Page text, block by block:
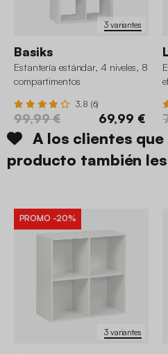
3 variantes
Basiks
Estantería estándar, 4 niveles, 8
compartimentos
3.8 (6)
99,99 € 69,99 €
A los clientes
producto también
3 variantes
PROMO -20%